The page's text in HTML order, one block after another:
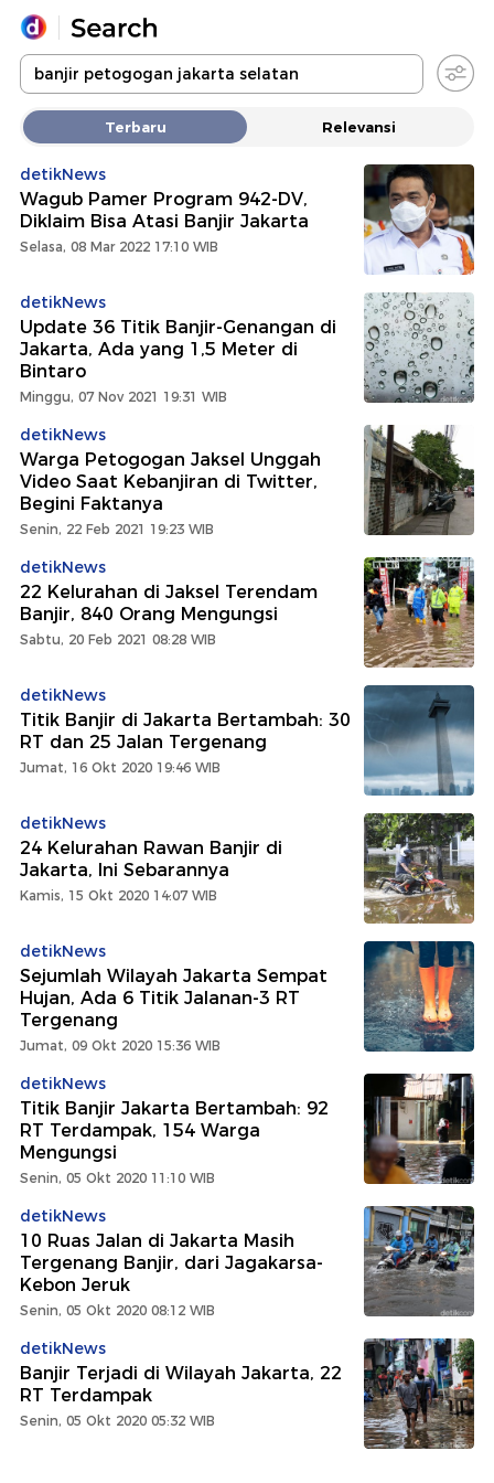
Yang sedang ramai dicari
Loading...
Promoted
Terbaru Relevansi
detikNews
Wagub Pamer Program 942-DV,
Diklaim Bisa Atasi Banjir Jakarta
Selasa, 08 Mar 2022 17:10 WIB
detikNews
Update 36 Titik Banjir-Genangan di
Jakarta, Ada yang 1,5 Meter di
Bintaro
Minggu, 07 Nov 2021 19:31 WIB
detikNews
Warga Petogogan Jaksel Unggah
Video Saat Kebanjiran di Twitter,
Begini Faktanya
Senin, 22 Feb 2021 19:23 WIB
detikNews
22 Kelurahan di Jaksel Terendam
Banjir, 840 Orang Mengungsi
Sabtu, 20 Feb 2021 08:28 WIB
detikNews
Titik Banjir di Jakarta Bertambah: 30
RT dan 25 Jalan Tergenang
Jumat, 16 Okt 2020 19:46 WIB
detikNews
24 Kelurahan Rawan Banjir di
Jakarta, Ini Sebarannya
Kamis, 15 Okt 2020 14:07 WIB
detikNews
Sejumlah Wilayah Jakarta Sempat
Hujan, Ada 6 Titik Jalanan-3 RT
Tergenang
Jumat, 09 Okt 2020 15:36 WIB
detikNews
Titik Banjir Jakarta Bertambah: 92
RT Terdampak, 154 Warga
Mengungsi
Senin, 05 Okt 2020 11:10 WIB
detikNews
10 Ruas Jalan di Jakarta Masih
Tergenang Banjir, dari Jagakarsa-
Kebon Jeruk
Senin, 05 Okt 2020 08:12 WIB
detikNews
Banjir Terjadi di Wilayah Jakarta, 22
RT Terdampak
Senin, 05 Okt 2020 05:32 WIB